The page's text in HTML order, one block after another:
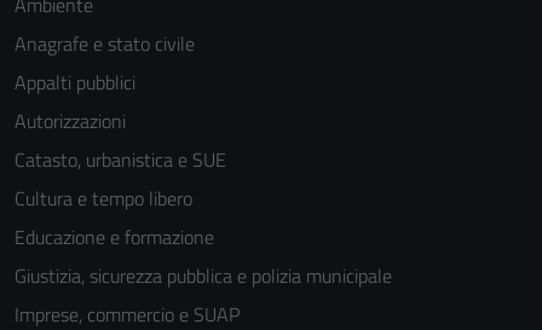
Anagrafe e stato civile
Appalti pubblici
Autorizzazioni
Catasto, urbanistica e SUE
Cultura e tempo libero
Educazione e formazione
Giustizia, sicurezza pubblica e polizia municipale
Imprese, commercio e SUAP
informazioni